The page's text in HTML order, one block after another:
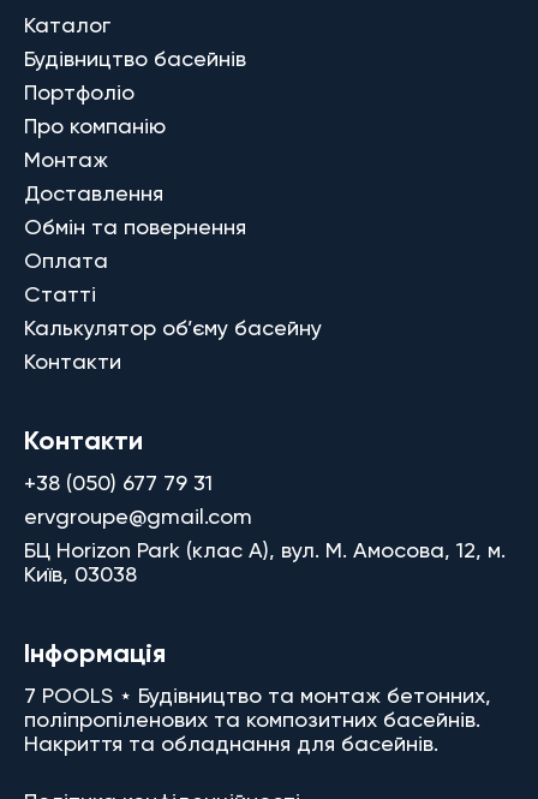
Каталог
Будівництво басейнів
Портфоліо
Про компанію
Монтаж
Доставлення
Обмін та повернення
Оплата
Статті
Калькулятор об’єму басейну
Контакти
Контакти
+38 (050) 677 79 31
ervgroupe@gmail.com
БЦ Horizon Park (клас A), вул. М. Амосова, 12, м.
Київ, 03038
Інформація
7 POOLS ⋆ Будівництво та монтаж бетонних,
поліпропіленових та композитних басейнів.
Накриття та обладнання для басейнів.